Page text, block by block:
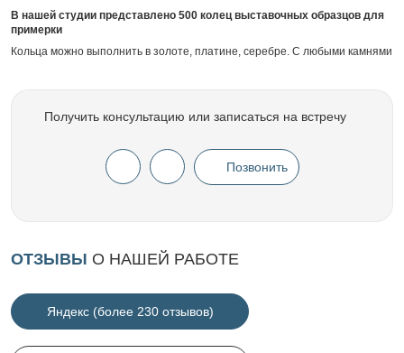
В нашей студии представлено 500 колец выставочных образцов для
примерки
Кольца можно выполнить в золоте, платине, серебре. С любыми камнями
Получить консультацию или записаться на встречу
Позвонить
ОТЗЫВЫ О НАШЕЙ РАБОТЕ
Яндекс (более 230 отзывов)